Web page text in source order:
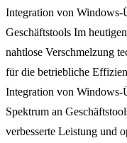
Integration von Windows-
Geschäftstools Im
nahtlose Verschmelzung
für die betriebliche
Integration von Windows-
Spektrum an
verbesserte Leistung und